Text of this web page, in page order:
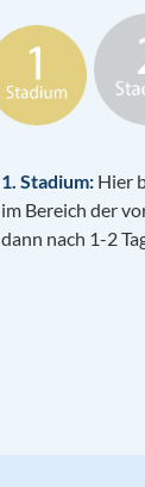
1. Stadium: Hier
im Bereich der
dann nach 1-2